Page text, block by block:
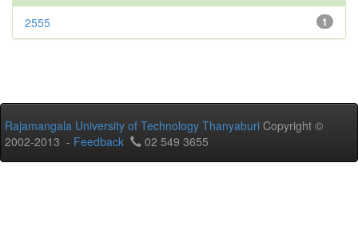
1
2555
Rajamangala University of Technology Thanyaburi Copyright ©
2002-2013 - Feedback 02 549 3655